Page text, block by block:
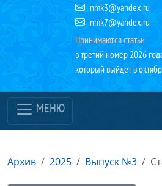
nmk3@yandex.ru
nmk7@yandex.ru
Принимаются статьи
в третий номер 2026
который выйдет в
МЕНЮ
Архив 2025 Выпуск №3